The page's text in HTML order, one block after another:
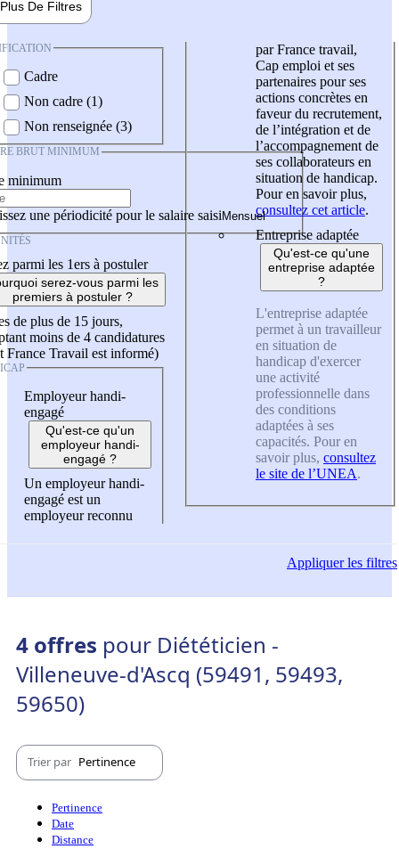
Plus De Filtres
Cadre
Non cadre (1)
Non renseignée (3)
BRUT MINIMUM
minimum
une périodicité pour le salaire saisi
parmi les 1ers à postuler
serez-vous parmi les
premiers à postuler ?
de plus de 15 jours,
moins de 4 candidatures
France Travail est informé)
Employeur handi-
engagé
Qu'est-ce qu'un
employeur handi-
engagé ?
Un employeur handi-
engagé est un
employeur reconnu
par France travail,
Cap emploi et ses
partenaires pour ses
actions concrètes en
faveur du recrutement,
de l’intégration et de
l’accompagnement de
ses collaborateurs en
situation de handicap.
Pour en savoir plus,
consultez cet article.
Entreprise adaptée
Qu'est-ce qu'une
entreprise adaptée
?
L'entreprise adaptée
permet à un travailleur
en situation de
handicap d'exercer
une activité
professionnelle dans
des conditions
adaptées à ses
capacités. Pour en
savoir plus, consultez
le site de l’UNEA.
Appliquerles filtres
4 offres pour Diététicien -
Villeneuve-d'Ascq (59491, 59493,
59650)
Trier par Pertinence
Pertinence
Date
Distance